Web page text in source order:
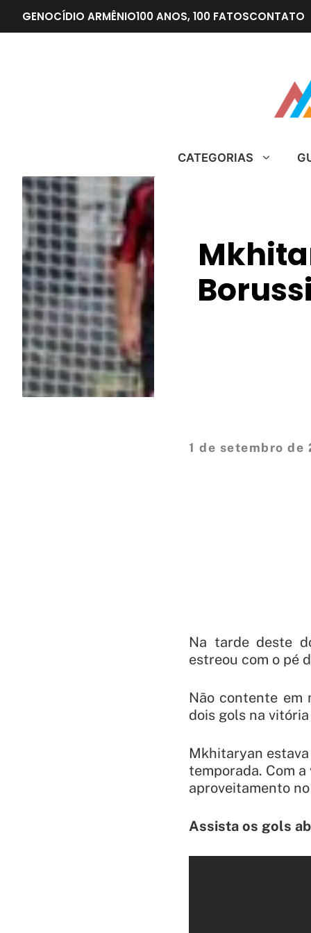
para
GENOCÍDIO ARMÊNIO100 ANOS, 100 FATOSCONTATO
CATEGORIAS
1 de setembro de
Na tarde deste
estreou com o pé
Não contente em
dois gols na
Mkhitaryan
temporada. Com
aproveitamento
Assista os gols